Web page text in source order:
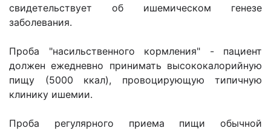
свидетельствует об ишемическом генезе
заболевания.
Проба "насильственного кормления" - пациент
должен ежедневно принимать высококалорийную
пищу (5000 ккал), провоцирующую типичную
клинику ишемии.
Проба регулярного приема пищи обычной